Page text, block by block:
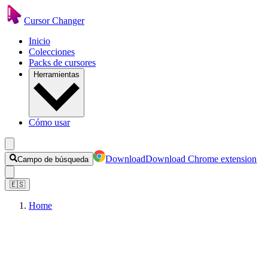
Cursor Changer
Inicio
Colecciones
Packs de cursores
Herramientas
Cómo usar
Campo de búsqueda DownloadDownload Chrome extension
🇪🇸
Home